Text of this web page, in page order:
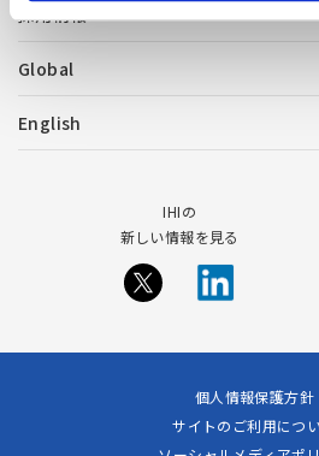
採用情報
Global
English
IHIの
新しい情報を見る
個人情報保護方針
サイトのご利用につ